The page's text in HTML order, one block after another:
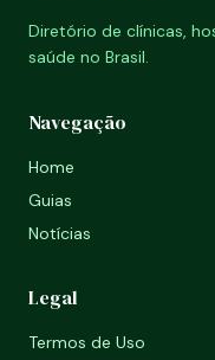
Diretório de clínicas,
saúde no Brasil.
Navegação
Home
Guias
Notícias
Legal
Termos de Uso